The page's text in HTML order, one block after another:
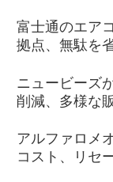
富士通のエア
拠点、無駄を
ニュービーズ
削減、多様な
アルファロメ
コスト、リセ